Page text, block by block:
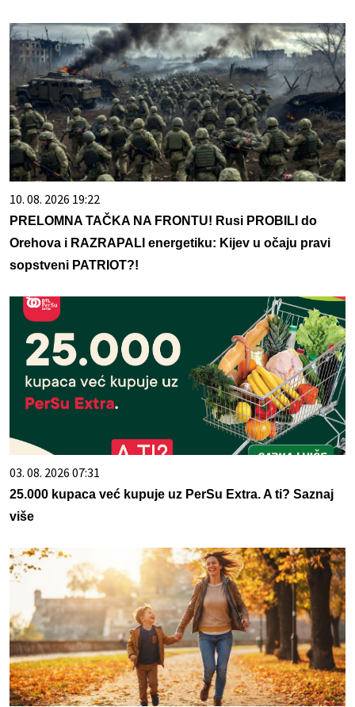
10. 08. 2026 19:22
PRELOMNA TAČKA NA FRONTU! Rusi PROBILI do
Orehova i RAZRAPALI energetiku: Kijev u očaju pravi
sopstveni PATRIOT?!
03. 08. 2026 07:31
25.000 kupaca već kupuje uz PerSu Extra. A ti? Saznaj
više